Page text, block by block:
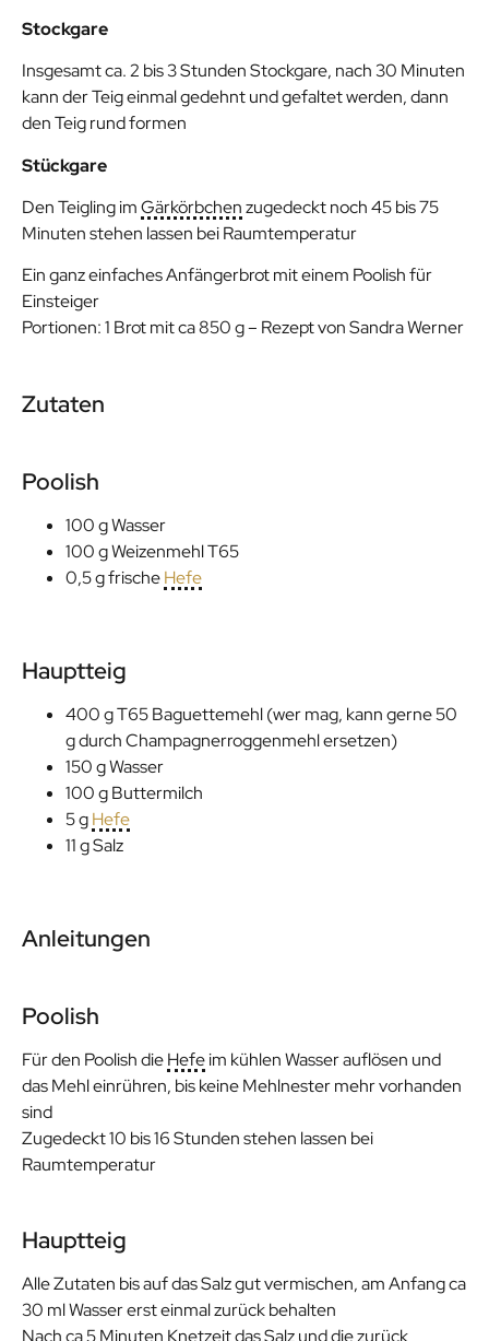
Stockgare
Insgesamt ca. 2 bis 3 Stunden Stockgare, nach 30 Minuten
kann der Teig einmal gedehnt und gefaltet werden, dann
den Teig rund formen
Stückgare
Den Teigling imGärkörbchenzugedeckt noch 45 bis 75
Minuten stehen lassen bei Raumtemperatur
Ein ganz einfaches Anfängerbrot mit einem Poolish für
Einsteiger
Portionen: 1 Brot mit ca 850 g – Rezept von Sandra Werner
Zutaten
Poolish
100 g Wasser
100 g Weizenmehl T65
0,5 g frischeHefe
Hauptteig
400 g T65 Baguettemehl (wer mag, kann gerne 50
g durch Champagnerroggenmehl ersetzen)
150 g Wasser
100 g Buttermilch
5 gHefe
11 g Salz
Anleitungen
Poolish
Für den Poolish dieHefeim kühlen Wasser auflösen und
das Mehl einrühren, bis keine Mehlnester mehr vorhanden
sind
Zugedeckt 10 bis 16 Stunden stehen lassen bei
Raumtemperatur
Hauptteig
Alle Zutaten bis auf das Salz gut vermischen, am Anfang ca
30 ml Wasser erst einmal zurück behalten
Nach ca 5 Minuten Knetzeit das Salz und die zurück